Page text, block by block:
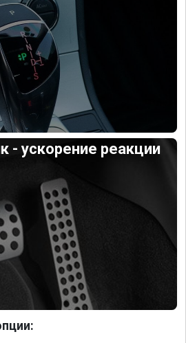
- ускорение реакции